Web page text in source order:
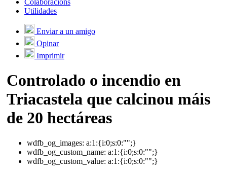
Colaboracións
Utilidades
Enviar a un amigo
Opinar
Imprimir
Controlado o incendio en
Triacastela que calcinou máis
de 20 hectáreas
wdfb_og_images: a:1:{i:0;s:0:"";}
wdfb_og_custom_name: a:1:{i:0;s:0:"";}
wdfb_og_custom_value: a:1:{i:0;s:0:"";}